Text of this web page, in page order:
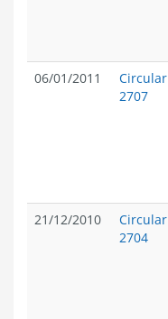
06/01/2011
Circular
2707
21/12/2010
Circular
2704